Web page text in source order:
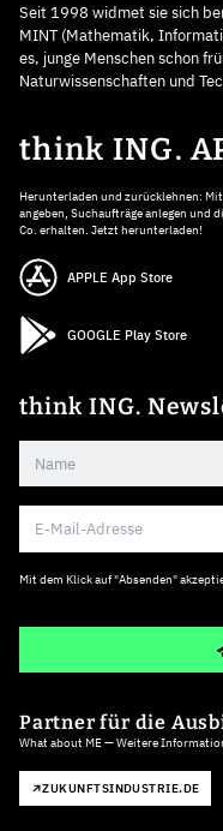
Seit 1998 widmet sie sich
MINT (Mathematik,
es, junge Menschen schon
Naturwissenschaften und
think ING.
Herunterladen und zurücklehnen:
angeben, Suchaufträge anlegen und
Co. erhalten. Jetzt herunterladen!
APPLE App Store
GOOGLE Play Store
think ING.
Mit dem Klick auf "Absenden"
Partner für die
What about ME — Weitere
ZUKUNFTSINDUSTRIE.DE